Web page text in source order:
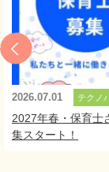
2026.07.01 テクノ
2027年春・保育士
集スタート！